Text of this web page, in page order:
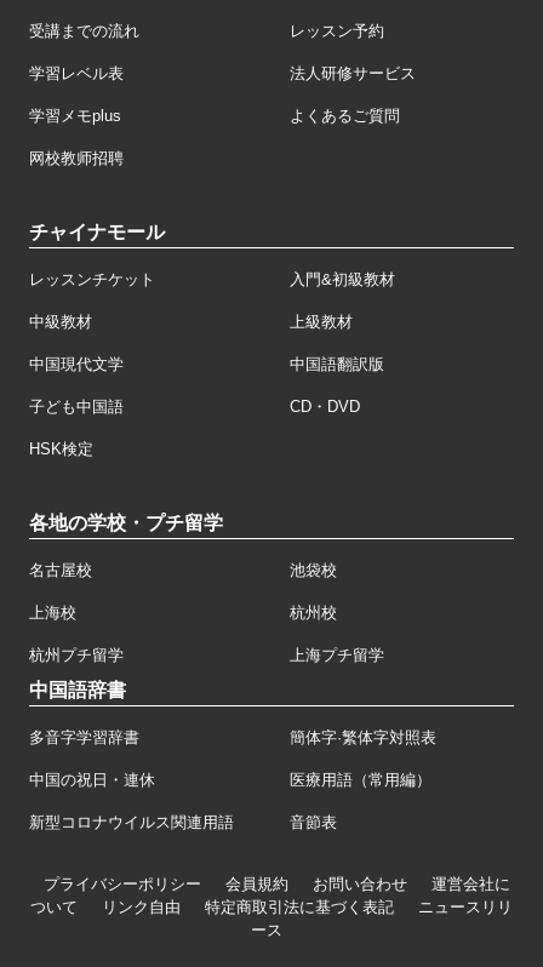
受講までの流れ レッスン予約
学習レベル表 法人研修サービス
学習メモplus よくあるご質問
网校教师招聘
チャイナモール
レッスンチケット 入門&初級教材
中級教材 上級教材
中国現代文学 中国語翻訳版
子ども中国語 CD・DVD
HSK検定
各地の学校・プチ留学
名古屋校 池袋校
上海校 杭州校
杭州プチ留学 上海プチ留学
中国語辞書
多音字学習辞書 簡体字·繁体字対照表
中国の祝日・連休 医療用語（常用編）
新型コロナウイルス関連用語 音節表
プライバシーポリシー 会員規約 お問い合わせ
運営会社に
ついて
リンク自由 特定商取引法に基づく表記
ニュースリリ
ース